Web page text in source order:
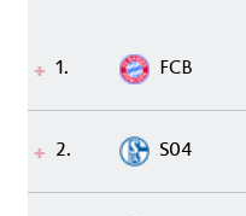
1. FCB
2. S04